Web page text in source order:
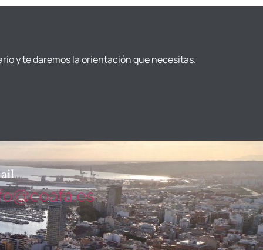
y te daremos la orientación que necesitas.